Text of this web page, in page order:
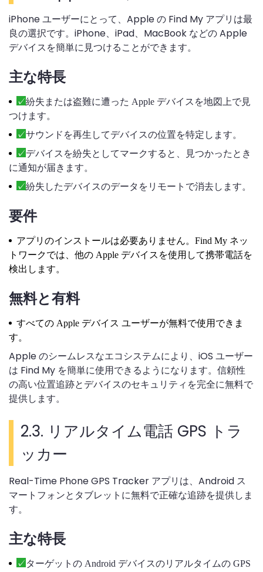
iPhone ユーザーにとって、Apple の Find My アプリは最
良の選択です。iPhone、iPad、MacBook などの Apple
デバイスを簡単に見つけることができます。
主な特長
紛失または盗難に遭った Apple デバイスを地図上で見
つけます。
サウンドを再生してデバイスの位置を特定します。
デバイスを紛失としてマークすると、見つかったとき
に通知が届きます。
紛失したデバイスのデータをリモートで消去します。
要件
アプリのインストールは必要ありません。Find My ネッ
トワークでは、他の Apple デバイスを使用して携帯電話を
検出します。
無料と有料
すべての Apple デバイス ユーザーが無料で使用できま
す。
Apple のシームレスなエコシステムにより、iOS ユーザー
は Find My を簡単に使用できるようになります。信頼性
の高い位置追跡とデバイスのセキュリティを完全に無料で
提供します。
2.3. リアルタイム電話 GPS トラ
ッカー
Real-Time Phone GPS Tracker アプリは、Android ス
マートフォンとタブレットに無料で正確な追跡を提供しま
す。
主な特長
ターゲットの Android デバイスのリアルタイムの GPS